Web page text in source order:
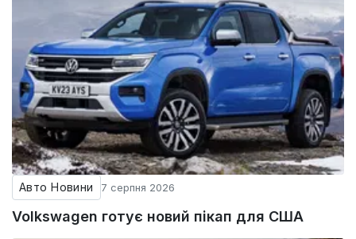
Авто Новини 7 серпня 2026
Volkswagen готує новий пікап для США